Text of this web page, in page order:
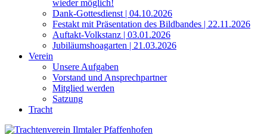
wieder möglich!
Dank-Gottesdienst | 04.10.2026
Festakt mit Präsentation des Bildbandes | 22.11.2026
Auftakt-Volkstanz | 03.01.2026
Jubiläumshoagarten | 21.03.2026
Verein
Unsere Aufgaben
Vorstand und Ansprechpartner
Mitglied werden
Satzung
Tracht